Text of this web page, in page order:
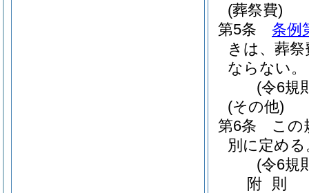
(葬祭費)
第5条
条例
きは、葬
ならない。
(令6規
(その他)
第6条
この
別に定める
(令6規
附 則